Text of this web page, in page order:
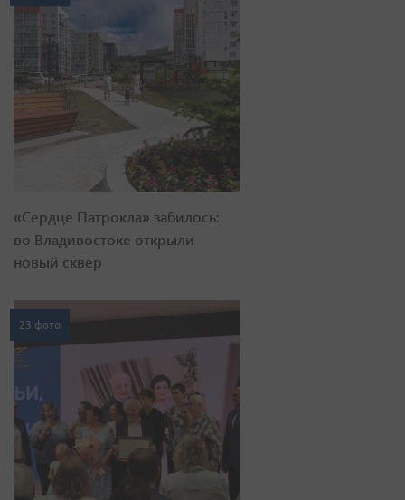
«Сердце Патрокла» забилось:
во Владивостоке открыли
новый сквер
23 фото